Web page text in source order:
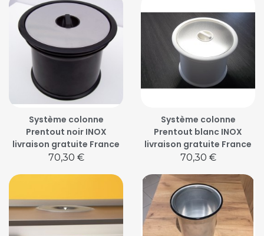
Système colonne
Prentout noir INOX
livraison gratuite France
Prix
70,30 €
Système colonne
Prentout blanc INOX
livraison gratuite France
Prix
70,30 €